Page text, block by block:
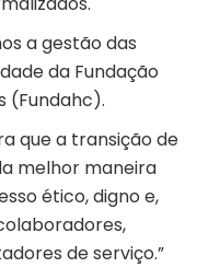
a gestão das
da Fundação
(Fundahc).
que a transição de
melhor maneira
ético, digno e,
de serviço.”